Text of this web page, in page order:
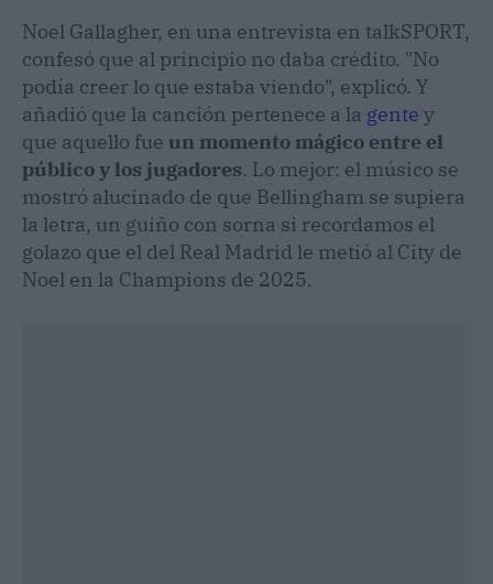
Noel Gallagher, en una entrevista en talkSPORT,
confesó que al principio no daba crédito. "No
podía creer lo que estaba viendo", explicó. Y
añadió que la canción pertenece a la gente y
que aquello fue un momento mágico entre el
público y los jugadores. Lo mejor: el músico se
mostró alucinado de que Bellingham se supiera
la letra, un guiño con sorna si recordamos el
golazo que el del Real Madrid le metió al City de
Noel en la Champions de 2025.